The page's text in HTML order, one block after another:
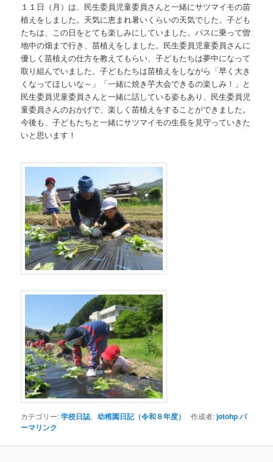
１１日（月）は、民生委員児童委員さんと一緒にサツマイモの苗
植えをしました。天気に恵まれ暑いくらいの天気でした。子ども
たちは、この日をとても楽しみにしていました。バスに乗って曽
地中の畑まで行き、苗植えをしました。民生委員児童委員さんに
優しく苗植えの仕方を教えてもらい、子どもたちは夢中になって
取り組んでいました。子どもたちは苗植えをしながら「早く大き
くなってほしいな～」「一緒に焼き芋大会できるの楽しみ！」と
民生委員児童委員さんと一緒に話している姿もあり、民生委員児
童委員さんのおかげで、楽しく苗植えをすることができました。
今後も、子どもたちと一緒にサツマイモの生長を見守っていきた
いと思います！
カテゴリー:学校日誌 、幼稚園日記（令和８年度） 作成者:jotohpパ
ーマリンク